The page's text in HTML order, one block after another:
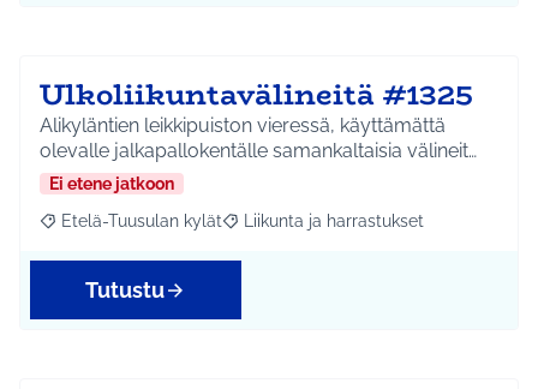
Ulkoliikuntavälineitä #1325
Alikyläntien leikkipuiston vieressä, käyttämättä
olevalle jalkapallokentälle samankaltaisia välineit…
Ei etene jatkoon
Rajaa tulokset aihepiirin mukaan: Etelä-Tuusulan kylät
Etelä-Tuusulan kylät Rajaa tulokset teeman mukaan:
Liikunta ja harrastukset
Tutustu